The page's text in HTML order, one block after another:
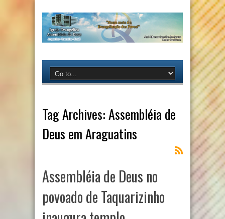
Tag Archives:Assembléia de
Deus em Araguatins
Assembléia de Deus no
povoado de Taquarizinho